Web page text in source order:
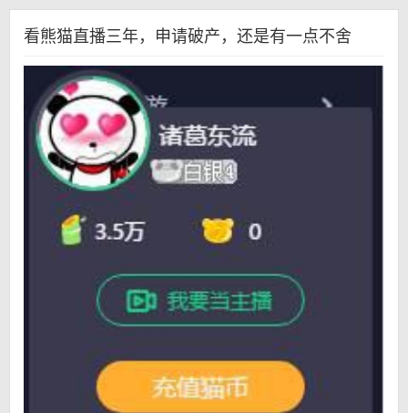
看熊猫直播三年，申请破产，还是有一点不舍